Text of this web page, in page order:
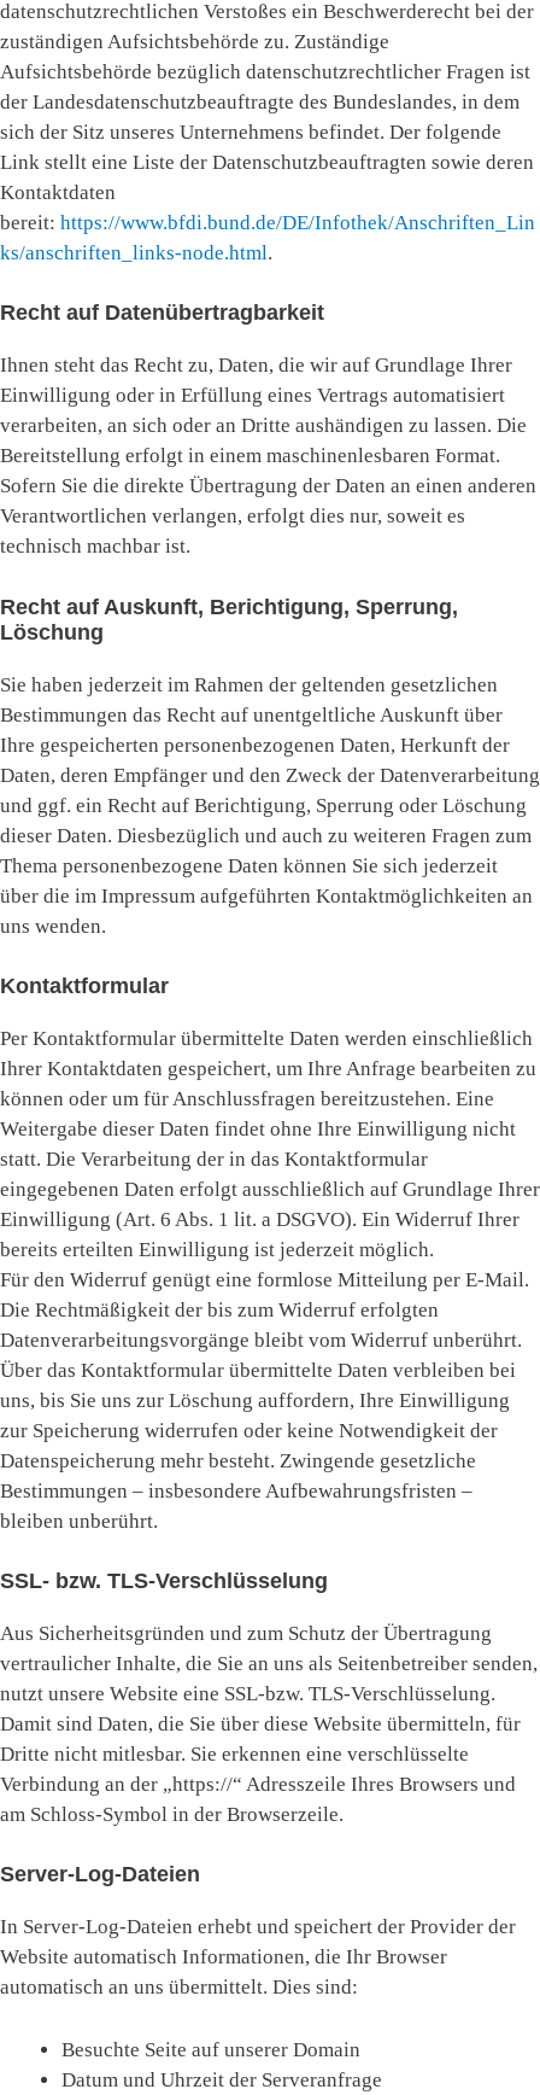
datenschutzrechtlichen Verstoßes ein Beschwerderecht bei der
zuständigen Aufsichtsbehörde zu. Zuständige
Aufsichtsbehörde bezüglich datenschutzrechtlicher Fragen ist
der Landesdatenschutzbeauftragte des Bundeslandes, in dem
sich der Sitz unseres Unternehmens befindet. Der folgende
Link stellt eine Liste der Datenschutzbeauftragten sowie deren
Kontaktdaten
bereit: https://www.bfdi.bund.de/DE/Infothek/Anschriften_Lin
ks/anschriften_links-node.html.
Recht auf Datenübertragbarkeit
Ihnen steht das Recht zu, Daten, die wir auf Grundlage Ihrer
Einwilligung oder in Erfüllung eines Vertrags automatisiert
verarbeiten, an sich oder an Dritte aushändigen zu lassen. Die
Bereitstellung erfolgt in einem maschinenlesbaren Format.
Sofern Sie die direkte Übertragung der Daten an einen anderen
Verantwortlichen verlangen, erfolgt dies nur, soweit es
technisch machbar ist.
Recht auf Auskunft, Berichtigung, Sperrung,
Löschung
Sie haben jederzeit im Rahmen der geltenden gesetzlichen
Bestimmungen das Recht auf unentgeltliche Auskunft über
Ihre gespeicherten personenbezogenen Daten, Herkunft der
Daten, deren Empfänger und den Zweck der Datenverarbeitung
und ggf. ein Recht auf Berichtigung, Sperrung oder Löschung
dieser Daten. Diesbezüglich und auch zu weiteren Fragen zum
Thema personenbezogene Daten können Sie sich jederzeit
über die im Impressum aufgeführten Kontaktmöglichkeiten an
uns wenden.
Kontaktformular
Per Kontaktformular übermittelte Daten werden einschließlich
Ihrer Kontaktdaten gespeichert, um Ihre Anfrage bearbeiten zu
können oder um für Anschlussfragen bereitzustehen. Eine
Weitergabe dieser Daten findet ohne Ihre Einwilligung nicht
statt. Die Verarbeitung der in das Kontaktformular
eingegebenen Daten erfolgt ausschließlich auf Grundlage Ihrer
Einwilligung (Art. 6 Abs. 1 lit. a DSGVO). Ein Widerruf Ihrer
bereits erteilten Einwilligung ist jederzeit möglich.
Für den Widerruf genügt eine formlose Mitteilung per E-Mail.
Die Rechtmäßigkeit der bis zum Widerruf erfolgten
Datenverarbeitungsvorgänge bleibt vom Widerruf unberührt.
Über das Kontaktformular übermittelte Daten verbleiben bei
uns, bis Sie uns zur Löschung auffordern, Ihre Einwilligung
zur Speicherung widerrufen oder keine Notwendigkeit der
Datenspeicherung mehr besteht. Zwingende gesetzliche
Bestimmungen – insbesondere Aufbewahrungsfristen –
bleiben unberührt.
SSL- bzw. TLS-Verschlüsselung
Aus Sicherheitsgründen und zum Schutz der Übertragung
vertraulicher Inhalte, die Sie an uns als Seitenbetreiber senden,
nutzt unsere Website eine SSL-bzw. TLS-Verschlüsselung.
Damit sind Daten, die Sie über diese Website übermitteln, für
Dritte nicht mitlesbar. Sie erkennen eine verschlüsselte
Verbindung an der „https://“ Adresszeile Ihres Browsers und
am Schloss-Symbol in der Browserzeile.
Server-Log-Dateien
In Server-Log-Dateien erhebt und speichert der Provider der
Website automatisch Informationen, die Ihr Browser
automatisch an uns übermittelt. Dies sind:
Besuchte Seite auf unserer Domain
Datum und Uhrzeit der Serveranfrage